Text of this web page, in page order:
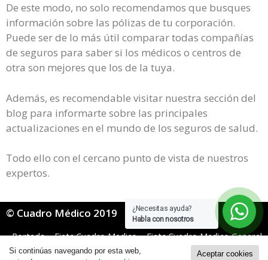
¿Necesitas ayuda?
Habla con nosotros
De este modo, no solo recomendamos que busques
información sobre las pólizas de tu corporación.
Puede ser de lo más útil comparar todas compañías
de seguros para saber si los médicos o centros de
otra son mejores que los de la tuya.
Además, es recomendable visitar nuestra sección del
blog para informarte sobre las principales
actualizaciones en el mundo de los seguros de salud.
Todo ello con el cercano punto de vista de nuestros
expertos.
© Cuadro Médico 2019
Portada»Fiatc Cuadro Medico»Fiatc Cuadro Medico General
»Fiatc Cuadro Medico Badajoz
Aceptar cookies
Si continúas navegando por esta web,